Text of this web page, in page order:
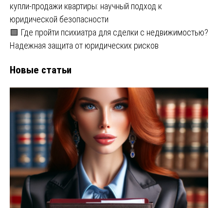
купли-продажи квартиры: научный подход к
юридической безопасности
🟩 Где пройти психиатра для сделки с недвижимостью?
Надежная защита от юридических рисков
Новые статьи